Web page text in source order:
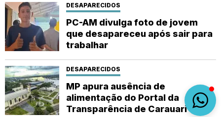
DESAPARECIDOS
PC-AM divulga foto de jovem
que desapareceu após sair para
trabalhar
DESAPARECIDOS
MP apura ausência de
alimentação do Portal da
Transparência de Carauari